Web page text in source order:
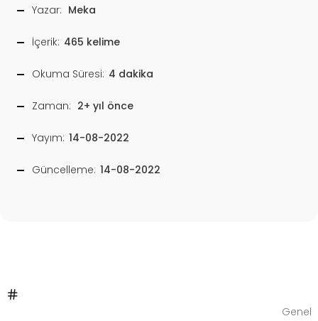
Yazar: Meka
İçerik: 465 kelime
Okuma Süresi: 4 dakika
Zaman: 2+ yıl önce
Yayım: 14-08-2022
Güncelleme: 14-08-2022
Genel